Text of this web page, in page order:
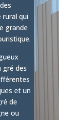
qui
grande
gré des
et un
de
ou